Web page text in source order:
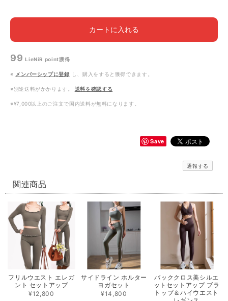
カートに入れる
99 LieNiR point獲得
※ メンバーシップに登録 し、購入をすると獲得できます。
※別途送料がかかります。 送料を確認する
※¥7,000以上のご注文で国内送料が無料になります。
Save
通報する
関連商品
フリルウエスト エレガ
ント セットアップ
¥12,800
サイドライン ホルター
ヨガセット
¥14,800
バッククロス美シルエ
ットセットアップ ブラ
トップ＆ハイウエスト